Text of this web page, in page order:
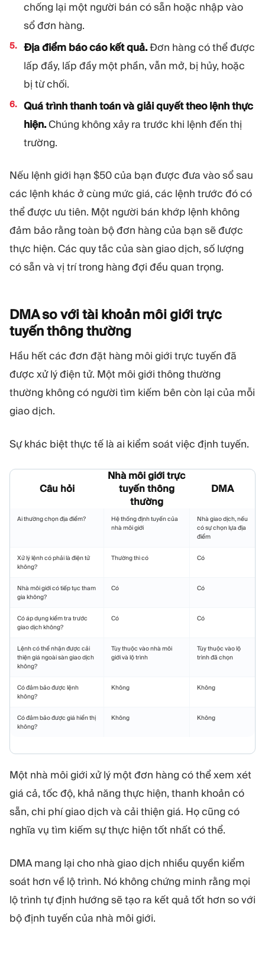
chống lại một người bán có sẵn hoặc nhập vào
sổ đơn hàng.
Địa điểm báo cáo kết quả.Đơn hàng có thể được
lấp đầy, lấp đầy một phần, vẫn mở, bị hủy, hoặc
bị từ chối.
Quá trình thanh toán và giải quyết theo lệnh thực
hiện.Chúng không xảy ra trước khi lệnh đến thị
trường.
Nếu lệnh giới hạn $50 của bạn được đưa vào sổ sau
các lệnh khác ở cùng mức giá, các lệnh trước đó có
thể được ưu tiên. Một người bán khớp lệnh không
đảm bảo rằng toàn bộ đơn hàng của bạn sẽ được
thực hiện. Các quy tắc của sàn giao dịch, số lượng
có sẵn và vị trí trong hàng đợi đều quan trọng.
DMA so với tài khoản môi giới trực
tuyến thôngthường
Hầu hết các đơn đặt hàng môi giới trực tuyến đã
được xử lý điện tử. Một môi giới thông thường
thường không có người tìm kiếm bên còn lại của mỗi
giao dịch.
Sự khác biệt thực tế là ai kiểm soát việc định tuyến.
Câu hỏi
Nhà môi giới trực
tuyến thông
thường
DMA
Ai thường chọn địa điểm?
Hệ thống định tuyến của
nhà môi giới
Nhà giao dịch, nếu
có sự chọn lựa địa
điểm
Xử lý lệnh có phải là điện tử
không?
Thường thì có Có
Nhà môi giới có tiếp tục tham
gia không?
Có Có
Có áp dụng kiểm tra trước
giao dịch không?
Có Có
Lệnh có thể nhận được cải
thiện giá ngoài sàn giao dịch
không?
Tùy thuộc vào nhà môi
giới và lộ trình
Tùy thuộc vào lộ
trình đã chọn
Có đảm bảo được lệnh
không?
Không Không
Có đảm bảo được giá hiển thị
không?
Không Không
Một nhà môi giới xử lý một đơn hàng có thể xem xét
giá cả, tốc độ, khả năng thực hiện, thanh khoản có
sẵn, chi phí giao dịch và cải thiện giá. Họ cũng có
nghĩa vụ tìm kiếm sự thực hiện tốt nhất có thể.
DMA mang lại cho nhà giao dịch nhiều quyền kiểm
soát hơn về lộ trình. Nó không chứng minh rằng mọi
lộ trình tự định hướng sẽ tạo ra kết quả tốt hơn so với
bộ định tuyến của nhà môi giới.